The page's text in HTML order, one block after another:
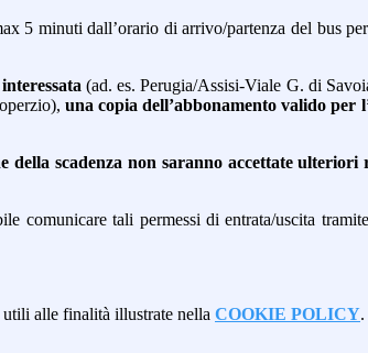
5 minuti dall’orario di arrivo/partenza del bus
(ad. es. Perugia/Assisi-Viale G. di
una copia dell’abbonamento valido per
della scadenza non saranno accettate
comunicare tali permessi di entrata/uscita
alle finalità illustrate nella COOKIE POLICY.